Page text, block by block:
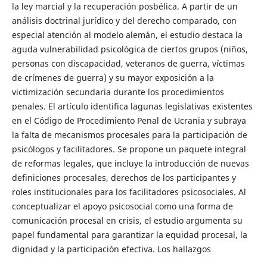
la ley marcial y la recuperación posbélica. A partir de un
análisis doctrinal jurídico y del derecho comparado, con
especial atención al modelo alemán, el estudio destaca la
aguda vulnerabilidad psicológica de ciertos grupos (niños,
personas con discapacidad, veteranos de guerra, víctimas
de crímenes de guerra) y su mayor exposición a la
victimización secundaria durante los procedimientos
penales. El artículo identifica lagunas legislativas existentes
en el Código de Procedimiento Penal de Ucrania y subraya
la falta de mecanismos procesales para la participación de
psicólogos y facilitadores. Se propone un paquete integral
de reformas legales, que incluye la introducción de nuevas
definiciones procesales, derechos de los participantes y
roles institucionales para los facilitadores psicosociales. Al
conceptualizar el apoyo psicosocial como una forma de
comunicación procesal en crisis, el estudio argumenta su
papel fundamental para garantizar la equidad procesal, la
dignidad y la participación efectiva. Los hallazgos